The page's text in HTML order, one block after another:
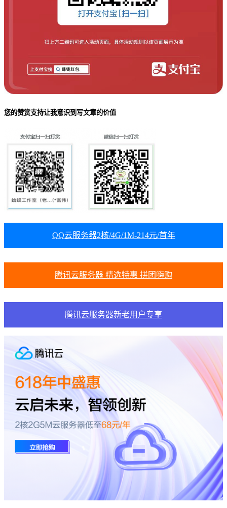
您的赞赏支持让我意识到写文章的价值
QQ云服务器2核/4G/1M-214元/首年
腾讯云服务器 精选特惠 拼团嗨购
腾讯云服务器新老用户专享